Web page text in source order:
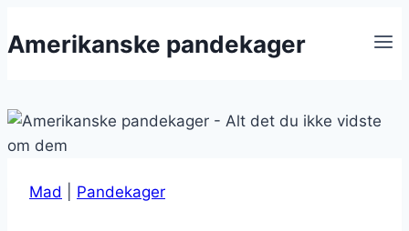
til
Amerikanske pandekager
Mad Pandekager